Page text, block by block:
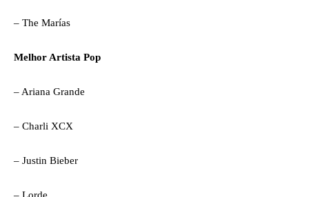
– The Marías
Melhor Artista Pop
– Ariana Grande
– Charli XCX
– Justin Bieber